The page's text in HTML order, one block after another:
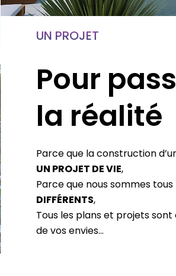
UN PROJET
Pour
la réalité
Parce que la construction
UN PROJET DE VIE,
Parce que nous sommes tous
DIFFÉRENTS,
Tous les plans et projets
de vos envies…